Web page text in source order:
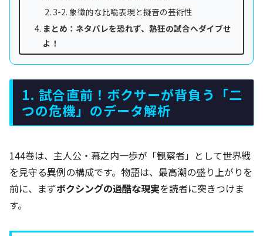
3-2. 象徴的な比喩表現と擬音の芸術性
まとめ：ネタバレを恐れず、熱狂の試合へダイブせ
よ！
1. 試合直前！ボクサーが背負う「二
つの危機」のデータ解析
144巻は、主人公・幕之内一歩が「観察者」として世界戦
を見守る異例の構成です。物語は、最高潮の盛り上がりを
前に、まずボクシングの過酷な現実を読者に突きつけま
す。